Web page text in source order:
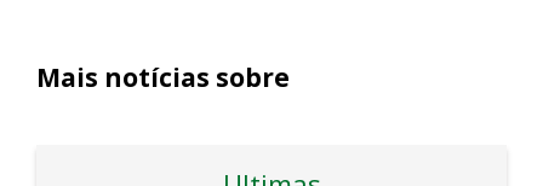
Mais notícias sobre